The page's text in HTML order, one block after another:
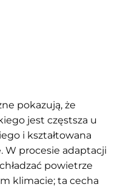
pokazują, że
jest częstsza u
i kształtowana
W procesie adaptacji
powietrze
klimacie; ta cecha